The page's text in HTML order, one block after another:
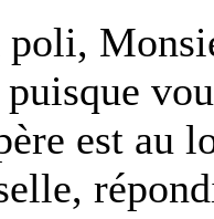
poli,
est au